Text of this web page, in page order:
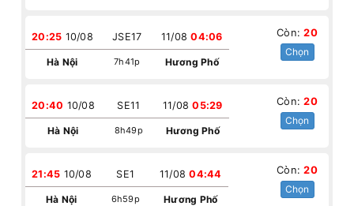
20:25 10/08
Hà Nội
JSE17
7h41p
11/0804:06
Hương Phố
Còn:20
Chọn
20:40 10/08
Hà Nội
SE11
8h49p
11/0805:29
Hương Phố
Còn:20
Chọn
21:45 10/08
Hà Nội
SE1
6h59p
11/0804:44
Hương Phố
Còn:20
Chọn